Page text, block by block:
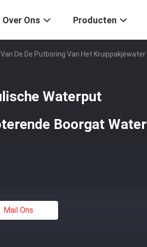
Over Ons Producten
De De Putboring Van Het Kruippakjewater
Waterput
Boorgat Water
Mail Ons